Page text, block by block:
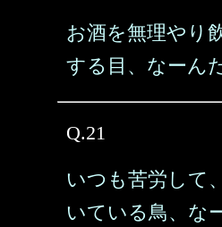
お酒を無理やり
する目、なーん
Q.21
いつも苦労して
いている鳥、な